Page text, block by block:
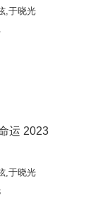
,于晓光
运 2023
,于晓光